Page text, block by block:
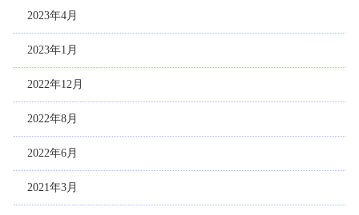
2023年4月
2023年1月
2022年12月
2022年8月
2022年6月
2021年3月